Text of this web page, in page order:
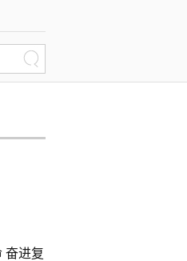
奋进复